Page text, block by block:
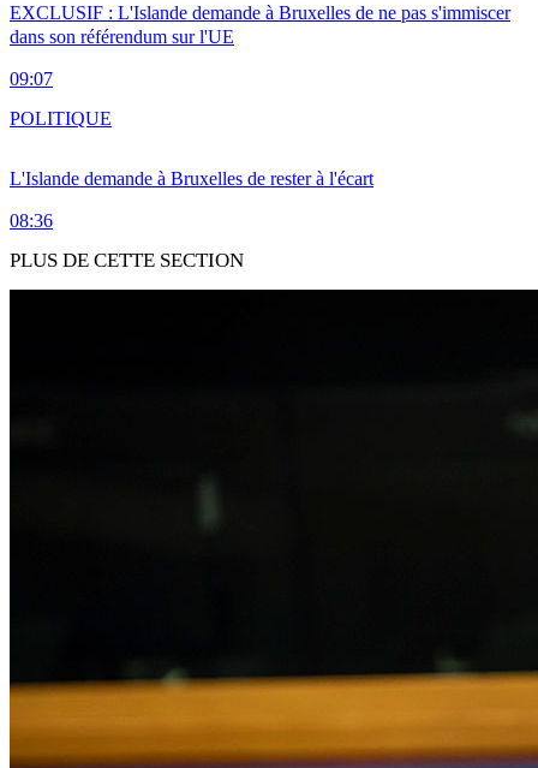
EXCLUSIF : L'Islande demande à Bruxelles de ne pas s'immiscer
dans son référendum sur l'UE
09:07
L'Islande demande à Bruxelles de rester à l'écart
08:36
POLITIQUE
PLUS DE CETTE SECTION